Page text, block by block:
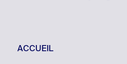
ACCUEIL